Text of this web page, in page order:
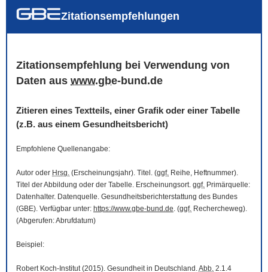
auch in allen Texten suchen (Volltextsuche)
Zitationsempfehlungen
Zitationsempfehlung bei Verwendung von
Daten aus www.gbe-bund.de
Zitieren eines Textteils, einer Grafik oder einer Tabelle
(z.B. aus einem Gesundheitsbericht)
Empfohlene Quellenangabe:
Autor oder Hrsg. (Erscheinungsjahr). Titel. (ggf. Reihe, Heftnummer).
Titel der Abbildung oder der Tabelle. Erscheinungsort. ggf. Primärquelle:
Datenhalter. Datenquelle. Gesundheitsberichterstattung des Bundes
(GBE). Verfügbar unter: https://www.gbe-bund.de. (ggf. Rechercheweg).
(Abgerufen: Abrufdatum)
Beispiel:
Robert Koch-Institut (2015). Gesundheit in Deutschland.Abb. 2.1.4